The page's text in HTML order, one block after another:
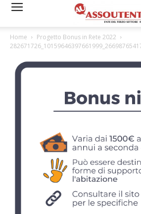
Home
Progetto Bonus in Rete 2022